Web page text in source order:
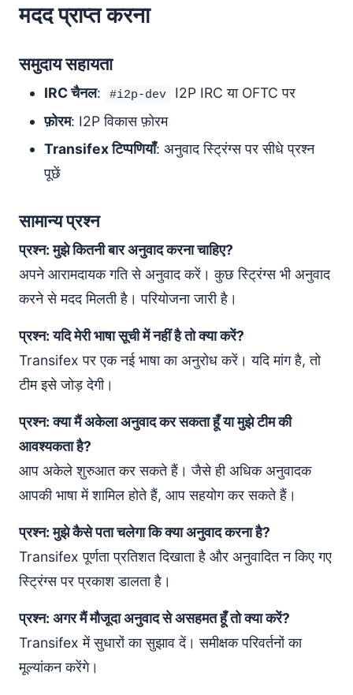
मदद प्राप्त करना
समुदाय सहायता
IRC चैनल: #i2p-dev
I2P IRC या OFTC पर
फ़ोरम: I2P विकास फ़ोरम
Transifex टिप्पणियाँ: अनुवाद स्ट्रिंग्स पर सीधे प्रश्न
पूछें
सामान्य प्रश्न
प्रश्न: मुझे कितनी बार अनुवाद करना चाहिए?
अपने आरामदायक गति से अनुवाद करें। कुछ स्ट्रिंग्स भी अनुवाद
करने से मदद मिलती है। परियोजना जारी है।
प्रश्न: यदि मेरी भाषा सूची में नहीं है तो क्या करें?
Transifex पर एक नई भाषा का अनुरोध करें। यदि मांग है, तो
टीम इसे जोड़ देगी।
प्रश्न: क्या मैं अकेला अनुवाद कर सकता हूँ या मुझे टीम की
आवश्यकता है?
आप अकेले शुरुआत कर सकते हैं। जैसे ही अधिक अनुवादक
आपकी भाषा में शामिल होते हैं, आप सहयोग कर सकते हैं।
प्रश्न: मुझे कैसे पता चलेगा कि क्या अनुवाद करना है?
Transifex पूर्णता प्रतिशत दिखाता है और अनुवादित न किए गए
स्ट्रिंग्स पर प्रकाश डालता है।
प्रश्न: अगर मैं मौजूदा अनुवाद से असहमत हूँ तो क्या करें?
Transifex में सुधारों का सुझाव दें। समीक्षक परिवर्तनों का
मूल्यांकन करेंगे।